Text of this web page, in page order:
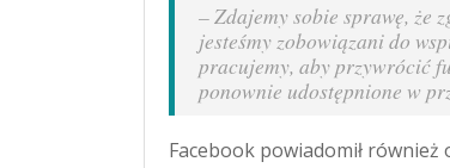
–Zdajemy sobie sprawę, że
jesteśmy zobowiązani do
pracujemy, aby przywrócić
ponownie udostępnione w
Facebook powiadomił